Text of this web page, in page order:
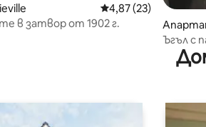
Средна оценка:
4,87 (23)
в затвор от 1902 г.
Ъгъл с